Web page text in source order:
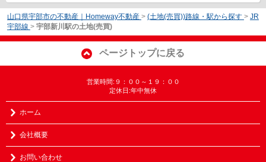
山口県宇部市の不動産｜Homeway不動産 > (土地(売買))路線・駅から探す > JR
宇部線 > 宇部新川駅の土地(売買)
ページトップに戻る
営業時間:９：００～１９：００
定休日:年中無休
ホーム
会社概要
お問い合わせ